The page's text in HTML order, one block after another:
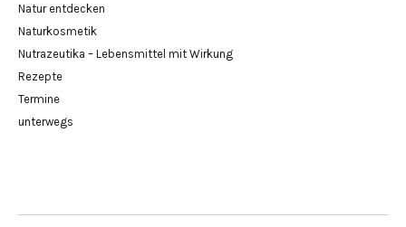
Natur entdecken
Naturkosmetik
Nutrazeutika – Lebensmittel mit Wirkung
Rezepte
Termine
unterwegs